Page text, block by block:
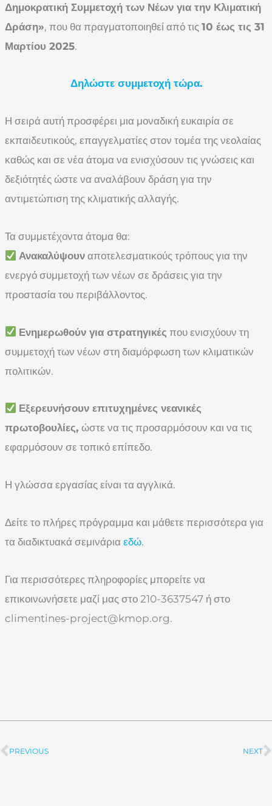
Δημοκρατική Συμμετοχή των Νέων για την Κλιματική
Δράση», που θα πραγματοποιηθεί από τις 10 έως τις 31
Μαρτίου 2025.
Δηλώστε συμμετοχή τώρα.
Η σειρά αυτή προσφέρει μια μοναδική ευκαιρία σε
εκπαιδευτικούς, επαγγελματίες στον τομέα της νεολαίας
καθώς και σε νέα άτομα να ενισχύσουν τις γνώσεις και
δεξιότητές ώστε να αναλάβουν δράση για την
αντιμετώπιση της κλιματικής αλλαγής.
Τα συμμετέχοντα άτομα θα:
Ανακαλύψουν αποτελεσματικούς τρόπους για την
ενεργό συμμετοχή των νέων σε δράσεις για την
προστασία του περιβάλλοντος.
Ενημερωθούν για στρατηγικές που ενισχύουν τη
συμμετοχή των νέων στη διαμόρφωση των κλιματικών
πολιτικών.
Εξερευνήσουν επιτυχημένες νεανικές
πρωτοβουλίες, ώστε να τις προσαρμόσουν και να τις
εφαρμόσουν σε τοπικό επίπεδο.
Η γλώσσα εργασίας είναι τα αγγλικά.
Δείτε το πλήρες πρόγραμμα και μάθετε περισσότερα για
τα διαδικτυακά σεμινάρια εδώ.
Για περισσότερες πληροφορίες μπορείτε να
επικοινωνήσετε μαζί μας στο 210-3637547 ή στο
climentines-project@kmop.org.
Prev
PREVIOUS NEXT